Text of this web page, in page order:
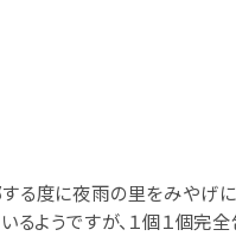
る度に夜雨の里をみやげ
るようですが、１個１個完